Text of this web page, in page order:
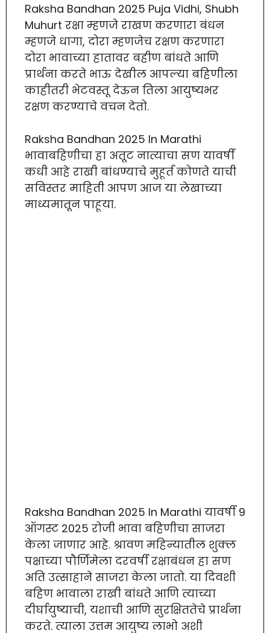
Raksha Bandhan 2025 Puja Vidhi, Shubh
Muhurt रक्षा म्हणजे राखण करणारा बंधन
म्हणजे धागा, दोरा म्हणजेच रक्षण करणारा
दोरा भावाच्या हातावर बहीण बांधते आणि
प्रार्थना करते भाऊ देखील आपल्या बहिणीला
काहीतरी भेटवस्तू देऊन तिला आयुष्यभर
रक्षण करण्याचे वचन देतो.
Raksha Bandhan 2025 In Marathi
भावाबहिणीचा हा अतूट नात्याचा सण यावर्षी
कधी आहे राखी बांधण्याचे मुहूर्त कोणते याची
सविस्तर माहिती आपण आज या लेखाच्या
माध्यमातून पाहूया.
Raksha Bandhan 2025 In Marathi यावर्षी 9
ऑगस्ट 2025 रोजी भावा बहिणीचा साजरा
केला जाणार आहे. श्रावण महिन्यातील शुक्ल
पक्षाच्या पौर्णिमेला दरवर्षी रक्षाबंधन हा सण
अति उत्साहाने साजरा केला जातो. या दिवशी
बहिण भावाला राखी बांधते आणि त्याच्या
दीर्घायुष्याची, यशाची आणि सुरक्षिततेचे प्रार्थना
करते. त्याला उत्तम आयुष्य लाभो अशी